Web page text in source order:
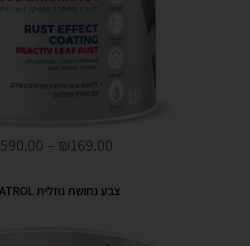
₪169.00
–
590.00
צבע נחושת נוזלית OWATROL